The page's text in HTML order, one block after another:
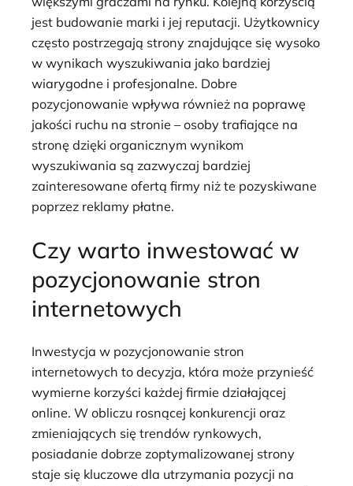
jest budowanie marki i jej reputacji. Użytkownicy
często postrzegają strony znajdujące się wysoko
w wynikach wyszukiwania jako bardziej
wiarygodne i profesjonalne. Dobre
pozycjonowanie wpływa również na poprawę
jakości ruchu na stronie – osoby trafiające na
stronę dzięki organicznym wynikom
wyszukiwania są zazwyczaj bardziej
zainteresowane ofertą firmy niż te pozyskiwane
poprzez reklamy płatne.
Czy warto inwestować w
pozycjonowanie stron
internetowych
Inwestycja w pozycjonowanie stron
internetowych to decyzja, która może przynieść
wymierne korzyści każdej firmie działającej
online. W obliczu rosnącej konkurencji oraz
zmieniających się trendów rynkowych,
posiadanie dobrze zoptymalizowanej strony
staje się kluczowe dla utrzymania pozycji na